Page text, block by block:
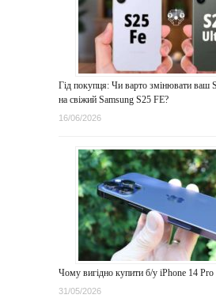
Гід покупця: Чи варто змінювати ваш
на свіжий Samsung S25 FE?
16/06/2026
Чому вигідно купити б/у iPhone 14
31/05/2026